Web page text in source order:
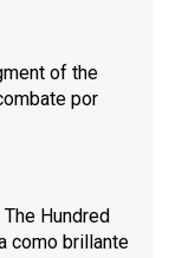
of the
por
Hundred
como brillante